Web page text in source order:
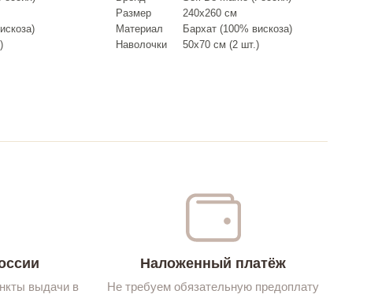
Размер
240х260 см
Материал
Бархат (100% вискоза)
Наволочки
50х70 см (2 шт.)
выдачи в
Наложенный платёж
Не требуем обязательную предоплату